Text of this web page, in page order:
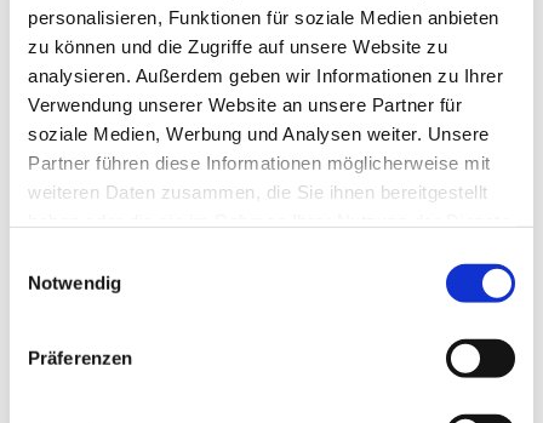
personalisieren, Funktionen für soziale Medien anbieten
zu können und die Zugriffe auf unsere Website zu
analysieren. Außerdem geben wir Informationen zu Ihrer
Verwendung unserer Website an unsere Partner für
soziale Medien, Werbung und Analysen weiter. Unsere
Partner führen diese Informationen möglicherweise mit
weiteren Daten zusammen, die Sie ihnen bereitgestellt
Notwendig
Präferenzen
FÜR JEDES PROBLEM DIE
PASSENDE LÖSUNG
Bei uns erhälst du an jedem unserer Standorte eine
umfangreiche Beratung von Spezialisten. Sollte ein Teil